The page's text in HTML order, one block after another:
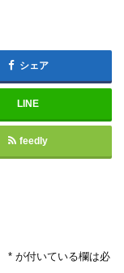
シェア
LINE
feedly
* が付いている欄は必